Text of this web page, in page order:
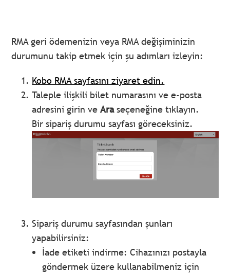
RMA geri ödemenizin veya RMA değişiminizin
durumunu takip etmek için şu adımları izleyin:
Kobo RMA sayfasını ziyaret edin.
Taleple ilişkili bilet numarasını ve e-posta
adresini girin veAraseçeneğine tıklayın.
Bir sipariş durumu sayfası göreceksiniz.
Sipariş durumu sayfasından şunları
yapabilirsiniz:
İade etiketi indirme: Cihazınızı postayla
göndermek üzere kullanabilmeniz için